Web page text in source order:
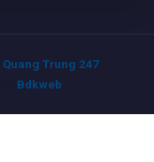
Trung 247
Bdkweb